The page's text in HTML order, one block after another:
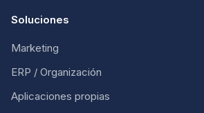
Soluciones
Marketing
ERP / Organización
Aplicaciones propias